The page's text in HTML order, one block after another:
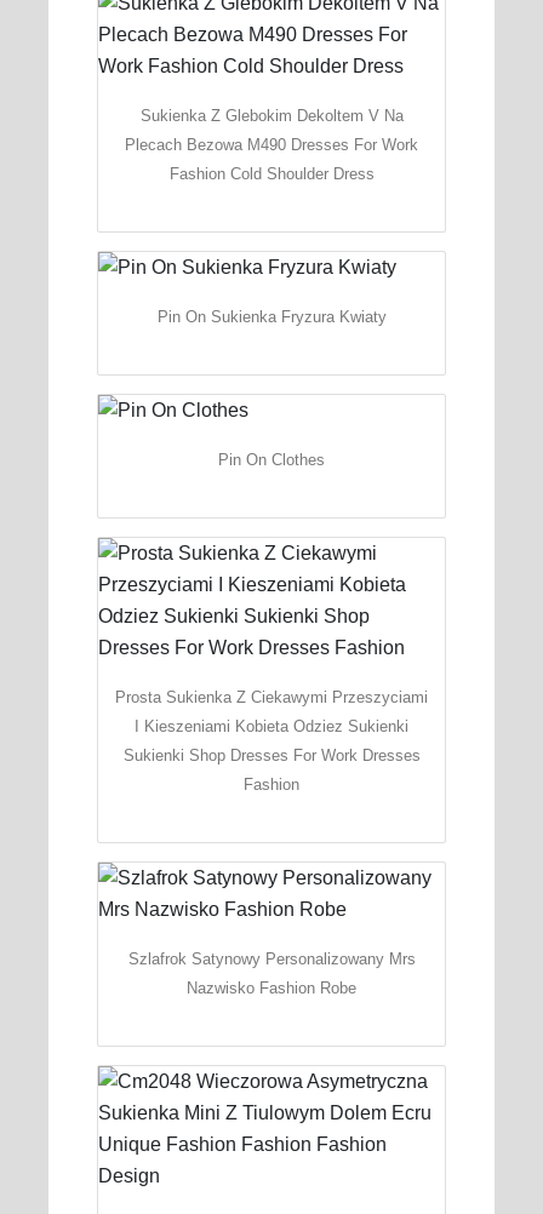
Sukienka Z Glebokim Dekoltem V Na
Plecach Bezowa M490 Dresses For Work
Fashion Cold Shoulder Dress
Pin On Sukienka Fryzura Kwiaty
Pin On Clothes
Prosta Sukienka Z Ciekawymi Przeszyciami
I Kieszeniami Kobieta Odziez Sukienki
Sukienki Shop Dresses For Work Dresses
Fashion
Szlafrok Satynowy Personalizowany Mrs
Nazwisko Fashion Robe